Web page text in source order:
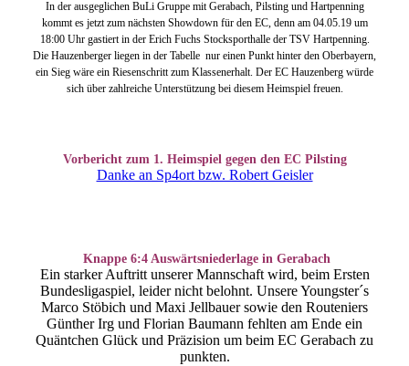
In der ausgeglichen BuLi Gruppe mit Gerabach, Pilsting und Hartpenning
kommt es jetzt zum nächsten Showdown für den EC, denn am 04.05.19 um
18:00 Uhr gastiert in der Erich Fuchs Stocksporthalle der TSV Hartpenning.
Die Hauzenberger liegen in der Tabelle nur einen Punkt hinter den Oberbayern,
ein Sieg wäre ein Riesenschritt zum Klassenerhalt. Der EC Hauzenberg würde
sich über zahlreiche Unterstützung bei diesem Heimspiel freuen.
Vorbericht zum 1. Heimspiel gegen den EC Pilsting
Danke an Sp4ort bzw. Robert Geisler
Knappe 6:4 Auswärtsniederlage in Gerabach
Ein starker Auftritt unserer Mannschaft wird, beim Ersten
Bundesligaspiel, leider nicht belohnt. Unsere Youngster´s
Marco Stöbich und Maxi Jellbauer sowie den Routeniers
Günther Irg und Florian Baumann fehlten am Ende ein
Quäntchen Glück und Präzision um beim EC Gerabach zu
punkten.